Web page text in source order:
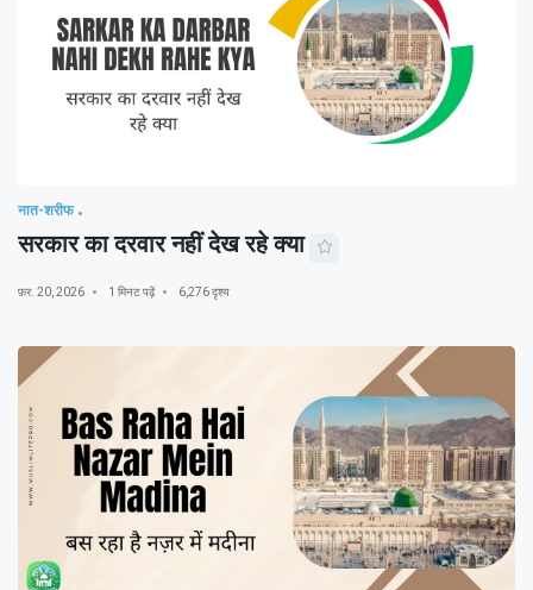
नात-शरीफ
सरकार का दरवार नहीं देख रहे क्या
फ़र. 20, 2026 1 मिनट पढ़ें 6,276 दृश्य